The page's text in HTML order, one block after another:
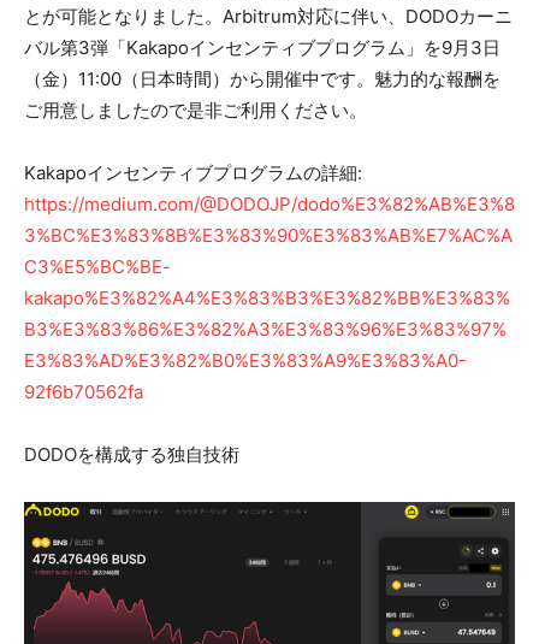
とが可能となりました。Arbitrum対応に伴い、DODOカーニ
バル第3弾「Kakapoインセンティブプログラム」を9月3日
（金）11:00（日本時間）から開催中です。魅力的な報酬を
ご用意しましたので是非ご利用ください。
Kakapoインセンティブプログラムの詳細:
https://medium.com/@DODOJP/dodo%E3%82%AB%E3%8
3%BC%E3%83%8B%E3%83%90%E3%83%AB%E7%AC%A
C3%E5%BC%BE-
kakapo%E3%82%A4%E3%83%B3%E3%82%BB%E3%83%
B3%E3%83%86%E3%82%A3%E3%83%96%E3%83%97%
E3%83%AD%E3%82%B0%E3%83%A9%E3%83%A0-
92f6b70562fa
DODOを構成する独自技術